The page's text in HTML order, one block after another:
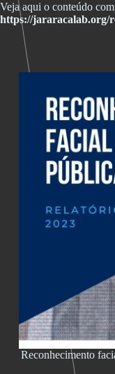
Veja aqui o conteúdo
https://jararacalab.org/
Reconhecimento